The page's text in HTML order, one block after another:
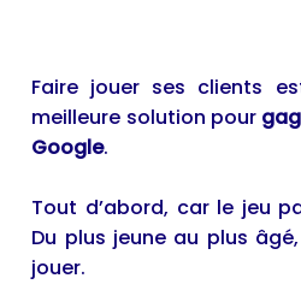
Faire jouer ses clients
meilleure solution pour
Google.
Tout d’abord, car le jeu
Du plus jeune au plus
jouer.